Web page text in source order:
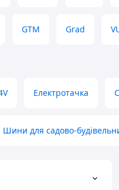
GTM Grad
Електротачка
Шини для садово-